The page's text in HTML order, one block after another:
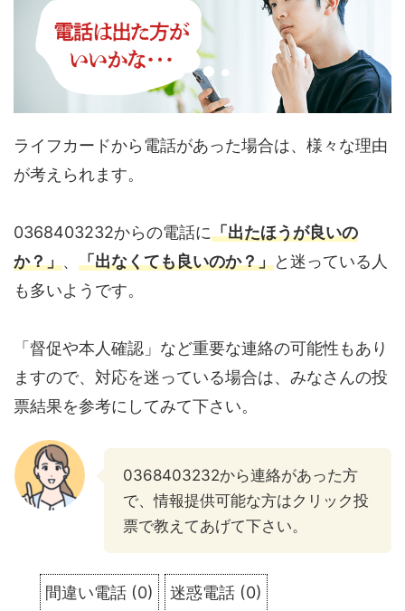
ライフカードから電話があった場合は、様々な理由
が考えられます。
0368403232からの電話に「出たほうが良いの
か？」、 「出なくても良いのか？」と迷っている人
も多いようです。
「督促や本人確認」など重要な連絡の可能性もあり
ますので、対応を迷っている場合は、みなさんの投
票結果を参考にしてみて下さい。
0368403232から連絡があった方
で、情報提供可能な方はクリック投
票で教えてあげて下さい。
間違い電話 (0) 迷惑電話 (0)